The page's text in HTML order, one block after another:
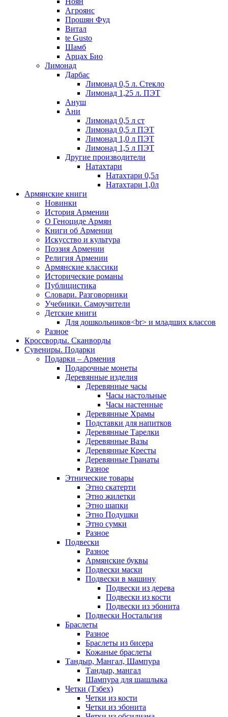
Агроянс
Прошян Фуд
Витал
te Gusto
Шамб
Арцах Био
Лимонад
Дарбас
Лимонад 0,5 л. Стекло
Лимонад 1,25 л. ПЭТ
Ануш
Ани
Лимонад 0,5 л ст
Лимонад 0,5 л ПЭТ
Лимонад 1,0 л ПЭТ
Лимонад 1,5 л ПЭТ
Другие производители
Натахтари
Натахтари 0,5л
Натахтари 1,0л
Армянские книги
Новинки
История Армении
О Геноциде Армян
Книги об Армении
Иcкусство и культура
Поэзия Армении
Религия Армении
Армянские классики
Исторические романы
Публицистика
Словари. Разговорники
Учебники. Самоучители
Детские книги
Для дошкольников<br> и младших классов
Разное
Кроссворды. Сканворды
Сувениры. Подарки
Подарки – Армения
Подарочные монеты
Деревянные изделия
Деревянные часы
Часы настольные
Часы настенные
Деревянные Храмы
Подставки для напитков
Деревянные Тарелки
Деревянные Вазы
Деревянные Кресты
Деревянные Гранаты
Разное
Этнические товары
Этно скатерти
Этно жилетки
Этно шапки
Этно Подушки
Этно сумки
Разное
Подвески
Разное
Армянские буквы
Подвески маски
Подвески в машину
Подвески из дерева
Подвески из кости
Подвески из эбонита
Подвески Ностальгия
Браслеты
Разное
Браслеты из бисера
Кожаные браслеты
Тандыр, Мангал, Шампура
Тандыр, мангал
Шампура для шашлыка
Четки (Тзбех)
Четки из кости
Четки из эбонита